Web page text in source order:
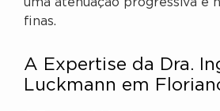
uma atenuação progressiva e
finas.
A Expertise da Dra.
Luckmann em